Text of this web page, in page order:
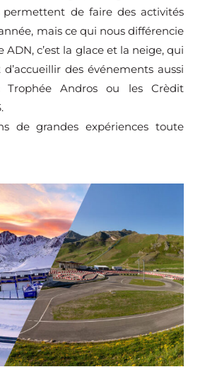
de faire des activités
mais ce qui nous différencie
c’est la glace et la neige, qui
des événements aussi
Andros ou les Crèdit
de grandes expériences toute